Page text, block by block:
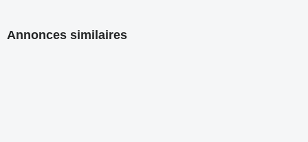
Annonces similaires